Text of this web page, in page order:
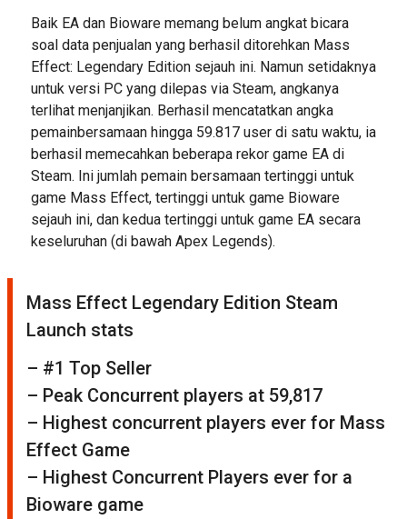
Baik EA dan Bioware memang belum angkat bicara
soal data penjualan yang berhasil ditorehkan Mass
Effect: Legendary Edition sejauh ini. Namun setidaknya
untuk versi PC yang dilepas via Steam, angkanya
terlihat menjanjikan. Berhasil mencatatkan angka
pemainbersamaan hingga 59.817 user di satu waktu, ia
berhasil memecahkan beberapa rekor game EA di
Steam. Ini jumlah pemain bersamaan tertinggi untuk
game Mass Effect, tertinggi untuk game Bioware
sejauh ini, dan kedua tertinggi untuk game EA secara
keseluruhan (di bawah Apex Legends).
Mass Effect Legendary Edition Steam
Launch stats
– #1 Top Seller
– Peak Concurrent players at 59,817
– Highest concurrent players ever for Mass
Effect Game
– Highest Concurrent Players ever for a
Bioware game